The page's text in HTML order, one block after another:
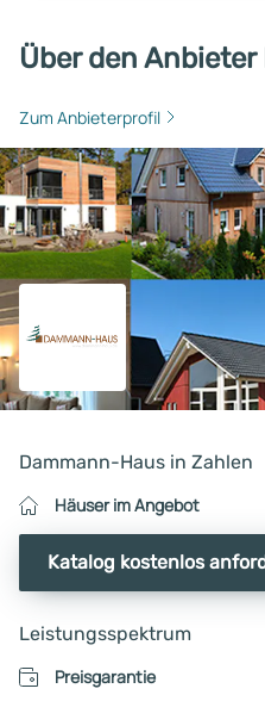
Über den
Zum Anbieterprofil
Dammann-Haus in Zahlen
Häuser im Angebot
Katalog kostenlos
Leistungsspektrum
Preisgarantie